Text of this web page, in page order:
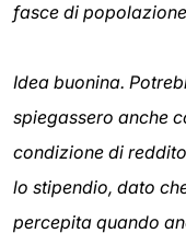
fasce di
Idea buonina.
spiegassero anche
condizione di
lo stipendio, dato
percepita quando